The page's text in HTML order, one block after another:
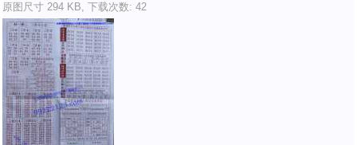
原图尺寸 294 KB, 下载次数: 42